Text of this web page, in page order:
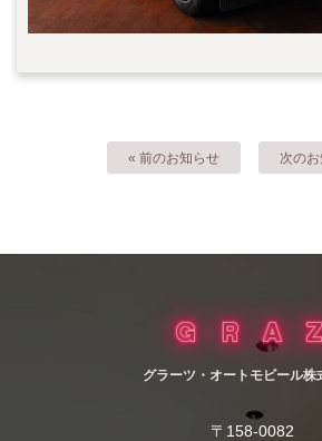
« 前のお知らせ 次の
グラーツ・オートモビール株
〒158-0082